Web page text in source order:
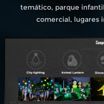
temático, parque
comercial, lugares